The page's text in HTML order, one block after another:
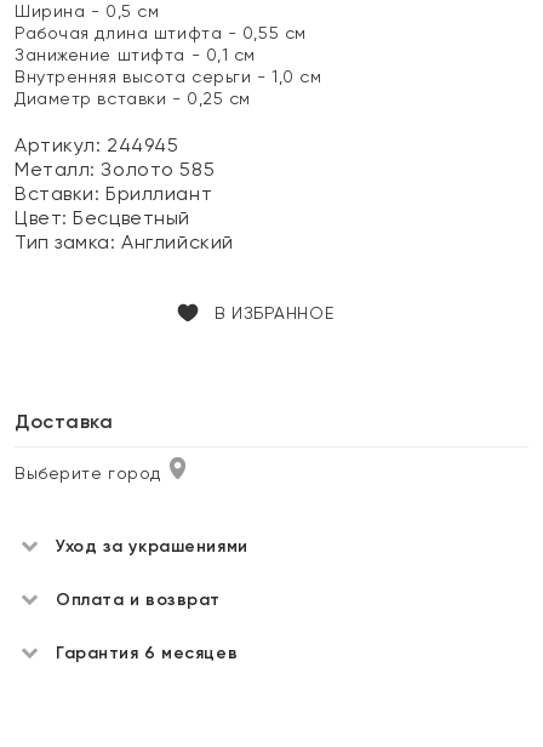
Ширина - 0,5 см
Рабочая длина штифта - 0,55 см
Занижение штифта - 0,1 см
Внутренняя высота серьги - 1,0 см
Диаметр вставки - 0,25 см
Артикул: 244945
Металл:Золото 585
Вставки:Бриллиант
Цвет:Бесцветный
Тип замка:Английский
В ИЗБРАННОЕ
Доставка
Выберите город
Уход за украшениями
Оплата и возврат
Гарантия 6 месяцев